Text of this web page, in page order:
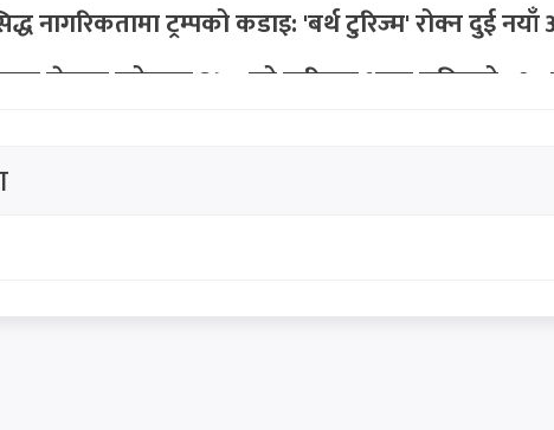
नागरिकतामा ट्रम्पको कडाइ: 'बर्थ टुरिज्म' रोक्न दुई
जेनरल स्टोरबाट २५० को खरिदमा भाग्य चम्कियो : १०